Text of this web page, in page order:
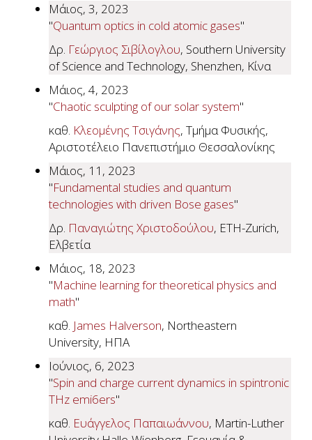
Μάιος, 3, 2023
"Quantum optics in cold atomic gases"
Δρ. Γεώργιος Σιβίλογλου, Southern University
of Science and Technology, Shenzhen, Κίνα
Μάιος, 4, 2023
"Chaotic sculpting of our solar system"
καθ. Κλεομένης Τσιγάνης, Τμήμα Φυσικής,
Αριστοτέλειο Πανεπιστήμιο Θεσσαλονίκης
Μάιος, 11, 2023
"Fundamental studies and quantum
technologies with driven Bose gases"
Δρ. Παναγιώτης Χριστοδούλου, ETH-Zurich,
Ελβετία
Μάιος, 18, 2023
"Machine learning for theoretical physics and
math"
καθ. James Halverson, Northeastern
University, ΗΠΑ
Ιούνιος, 6, 2023
"Spin and charge current dynamics in spintronic
THz emi6ers"
καθ. Ευάγγελος Παπαιωάννου, Martin-Luther